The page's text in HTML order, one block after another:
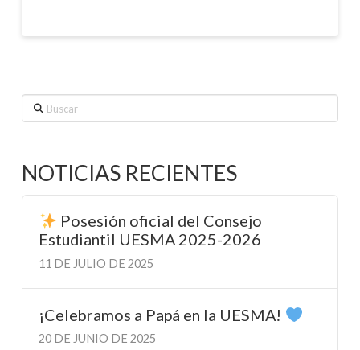
Buscar
NOTICIAS RECIENTES
Posesión oficial del Consejo
Estudiantil UESMA 2025-2026
11 DE JULIO DE 2025
¡Celebramos a Papá en la UESMA!
20 DE JUNIO DE 2025